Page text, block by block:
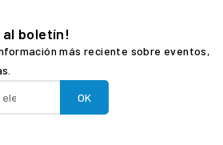
al boletín!
más reciente sobre eventos,